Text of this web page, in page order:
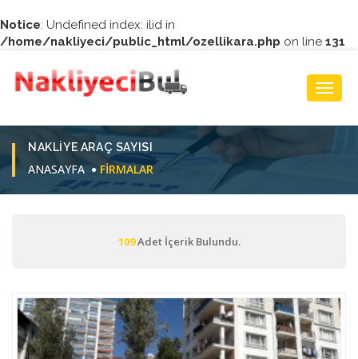
Notice: Undefined index: ilid in
/home/nakliyeci/public_html/ozellikara.php on line 131
NAKLIYE ARAÇ SAYISI
ANASAYFA FIRMALAR
109Adet İçerik Bulundu.